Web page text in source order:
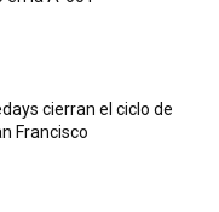
cierran el ciclo de
Francisco